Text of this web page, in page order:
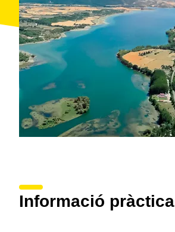
Informació pràctica